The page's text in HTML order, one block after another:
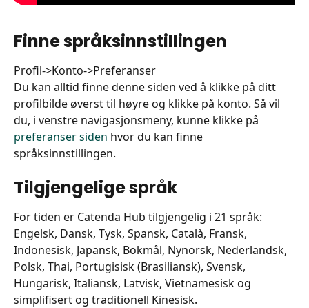
Finne språksinnstillingen
Profil->Konto->Preferanser
Du kan alltid finne denne siden ved å klikke på ditt
profilbilde øverst til høyre og klikke på konto. Så vil
du, i venstre navigasjonsmeny, kunne klikke på
preferanser siden hvor du kan finne
språksinnstillingen.
Tilgjengelige språk
For tiden er Catenda Hub tilgjengelig i 21 språk:
Engelsk, Dansk, Tysk, Spansk, Català, Fransk,
Indonesisk, Japansk, Bokmål, Nynorsk, Nederlandsk,
Polsk, Thai, Portugisisk (Brasiliansk), Svensk,
Hungarisk, Italiansk, Latvisk, Vietnamesisk og
simplifisert og traditionell Kinesisk.